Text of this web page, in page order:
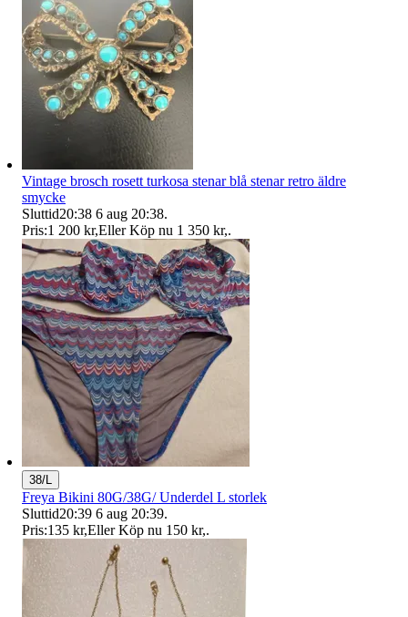
Vintage brosch rosett turkosa stenar blå stenar retro äldre
smycke
Sluttid20:38 6 aug 20:38.
Pris:1 200 kr,Eller Köp nu 1 350 kr,.
38/L
Freya Bikini 80G/38G/ Underdel L storlek
Sluttid20:39 6 aug 20:39.
Pris:135 kr,Eller Köp nu 150 kr,.